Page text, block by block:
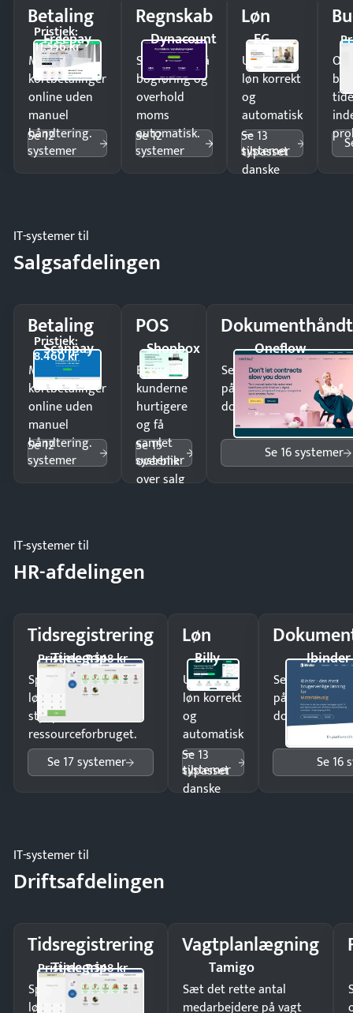
Betaling
Freepay
Pristjek:
11.556 kr
Modtag
kortbetalinger
online uden
manuel
håndtering.
Se 12
systemer
Regnskab
Dynacount
Spar timer på
bogføring og
overhold
moms
automatisk.
Se 12
systemer
Løn
EG
Udbetal
løn korrekt
og
automatisk
—
tilpasset
danske
Se 13
systemer
IT-systemer til
Salgsafdelingen
Betaling
Scanpay
Pristjek:
8.460 kr
Modtag
kortbetalinger
online uden
manuel
håndtering.
Se 12
systemer
POS
Shopbox
Ekspedér
kunderne
hurtigere
og få
samlet
overblik
over salg
Se 15
systemer
Oneflow
Send kontrakter til
på minutter og mist
dokumenter.
Se 16 systemer
IT-systemer til
HR-afdelingen
Tidsregistrering
Timegrip
Pristjek: 7.548 kr
Spar tid på
lønberegning og få
styr på
ressourceforbruget.
Se 17 systemer
Løn
Billy
Udbetal
løn korrekt
og
automatisk
—
tilpasset
danske
Se 13
systemer
Ibinder
Send
på minutter
dokumenter.
Se 16
IT-systemer til
Driftsafdelingen
Tidsregistrering
Timegrip
Pristjek: 7.548 kr
Spar tid på
lønberegning og få
Vagtplanlægning
Tamigo
Sæt det rette antal
medarbejdere på vagt